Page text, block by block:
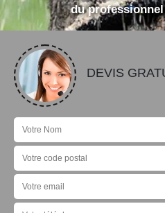
du
DEVIS